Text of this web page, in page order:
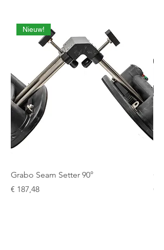
Nieuw!
Grabo Seam Setter 90°
Prijs
€ 187,48
Prijs
€